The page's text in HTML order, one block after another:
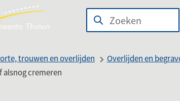
Mijn
Tholen
(Verwijst
externe
website)
Zoeken
Wanneer
beschikbaar
trouwen en overlijden
Overlijden en
alsnog cremeren